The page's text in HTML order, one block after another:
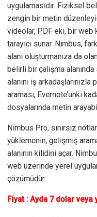
uygulamasıdır. Fiziksel
zengin bir metin
videolar, PDF eki, bir web
tarayıcı sunar. Nimbus,
alanı oluşturmanıza da
belirli bir çalışma
alanını iş
araması, Evernote’unki
dosyalarında metin
Nimbus Pro, sınırsız
yüklemenin, gelişmiş
alanının kilidini açar.
web üzerinde yerel
çözümüdür.
Fiyat : Ayda 7 dolar veya